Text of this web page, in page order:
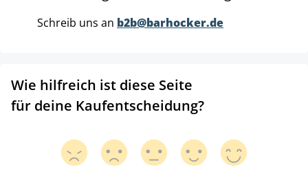
Schreib uns an b2b@barhocker.de
Wie hilfreich ist diese Seite
für deine Kaufentscheidung?